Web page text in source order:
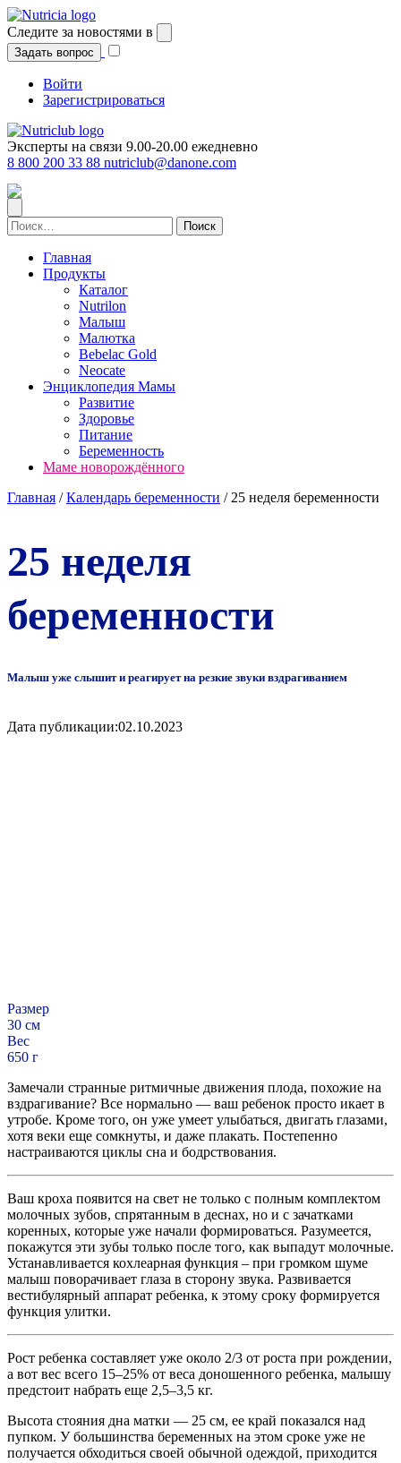
Перейти
к
содержимому
Следите за новостями в
Задать вопрос
Войти
Зарегистрироваться
Эксперты на связи 9.00-20.00 ежедневно
8 800 200 33 88 nutriclub@danone.com
Найти:
Главная
Продукты
Каталог
Nutrilon
Малыш
Малютка
Bebelac Gold
Neocate
Энциклопедия Мамы
Развитие
Здоровье
Питание
Беременность
Маме новорождённого
Главная /Календарь беременности / 25 неделя беременности
25 неделя
беременности
Малыш уже слышит и реагирует на резкие звуки вздрагиванием
Дата публикации:02.10.2023
Размер
30 см
Вес
650 г
Замечали странные ритмичные движения плода, похожие на
вздрагивание? Все нормально — ваш ребенок просто икает в
утробе. Кроме того, он уже умеет улыбаться, двигать глазами,
хотя веки еще сомкнуты, и даже плакать. Постепенно
настраиваются циклы сна и бодрствования.
Ваш кроха появится на свет не только с полным комплектом
молочных зубов, спрятанным в деснах, но и с зачатками
коренных, которые уже начали формироваться. Разумеется,
покажутся эти зубы только после того, как выпадут молочные.
Устанавливается кохлеарная функция – при громком шуме
малыш поворачивает глаза в сторону звука. Развивается
вестибулярный аппарат ребенка, к этому сроку формируется
функция улитки.
Рост ребенка составляет уже около 2/3 от роста при рождении,
а вот вес всего 15–25% от веса доношенного ребенка, малышу
предстоит набрать еще 2,5–3,5 кг.
Высота стояния дна матки — 25 см, ее край показался над
пупком. У большинства беременных на этом сроке уже не
получается обходиться своей обычной одеждой, приходится